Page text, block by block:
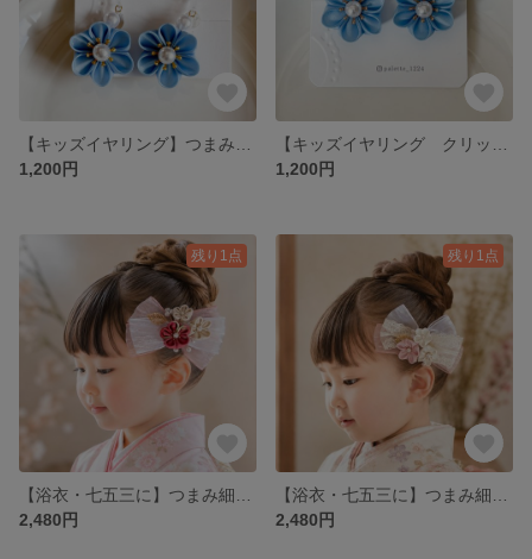
1,200円
1,200円
残り1点
2,480円
残り1点
2,480円